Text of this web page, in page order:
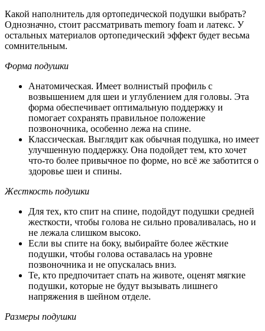
Какой наполнитель для ортопедической подушки выбрать?
Однозначно, стоит рассматривать memory foam и латекс. У
остальных материалов ортопедический эффект будет весьма
сомнительным.
Форма подушки
Анатомическая. Имеет волнистый профиль с
возвышением для шеи и углублением для головы. Эта
форма обеспечивает оптимальную поддержку и
помогает сохранять правильное положение
позвоночника, особенно лежа на спине.
Классическая. Выглядит как обычная подушка, но имеет
улучшенную поддержку. Она подойдет тем, кто хочет
что-то более привычное по форме, но всё же заботится о
здоровье шеи и спины.
Жесткость подушки
Для тех, кто спит на спине, подойдут подушки средней
жесткости, чтобы голова не сильно проваливалась, но и
не лежала слишком высоко.
Если вы спите на боку, выбирайте более жёсткие
подушки, чтобы голова оставалась на уровне
позвоночника и не опускалась вниз.
Те, кто предпочитает спать на животе, оценят мягкие
подушки, которые не будут вызывать лишнего
напряжения в шейном отделе.
Размеры подушки